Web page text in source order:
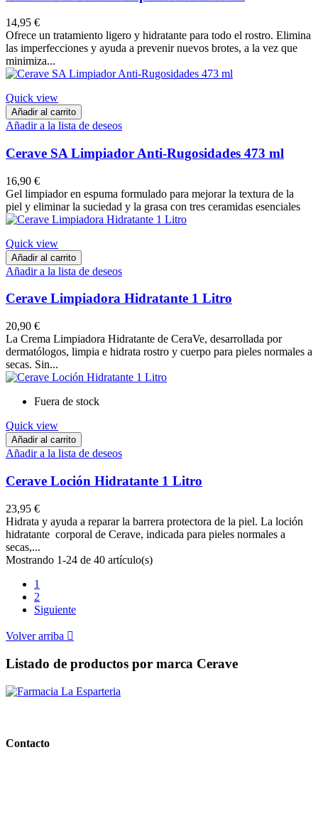
14,95 €
Ofrece un tratamiento ligero y hidratante para todo el rostro. Elimina
las imperfecciones y ayuda a prevenir nuevos brotes, a la vez que
minimiza...
Quick view
Añadir al carrito
Añadir a la lista de deseos
Cerave SA Limpiador Anti-Rugosidades 473 ml
16,90 €
Gel limpiador en espuma formulado para mejorar la textura de la
piel y eliminar la suciedad y la grasa con tres ceramidas esenciales
Quick view
Añadir al carrito
Añadir a la lista de deseos
Cerave Limpiadora Hidratante 1 Litro
20,90 €
La Crema Limpiadora Hidratante de CeraVe, desarrollada por
dermatólogos, limpia e hidrata rostro y cuerpo para pieles normales a
secas. Sin...
Fuera de stock
Quick view
Añadir al carrito
Añadir a la lista de deseos
Cerave Loción Hidratante 1 Litro
23,95 €
Hidrata y ayuda a reparar la barrera protectora de la piel. La loción
hidratante corporal de Cerave, indicada para pieles normales a
secas,...
Mostrando 1-24 de 40 artículo(s)
1
2
Siguiente
Volver arriba 
Listado de productos por marca Cerave
Contacto